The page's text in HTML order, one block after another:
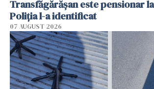
Transfăgărășan este pensionar
Poliția l-a identificat
07 AUGUST 2026